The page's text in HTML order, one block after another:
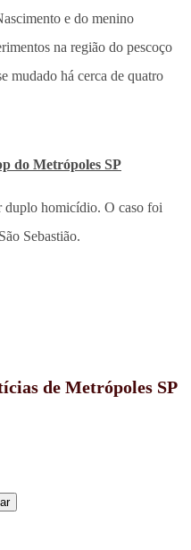
e do menino
na região do pescoço
mudado há cerca de quatro
do Metrópoles SP
duplo homicídio. O caso foi
Sebastião.
de Metrópoles SP